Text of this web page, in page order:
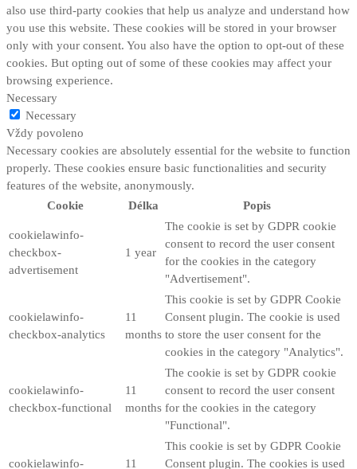
also use third-party cookies that help us analyze and understand how
you use this website. These cookies will be stored in your browser
only with your consent. You also have the option to opt-out of these
cookies. But opting out of some of these cookies may affect your
browsing experience.
Necessary
Necessary
Vždy povoleno
Necessary cookies are absolutely essential for the website to function
properly. These cookies ensure basic functionalities and security
features of the website, anonymously.
Cookie
Délka Popis
cookielawinfo-
checkbox-
advertisement
1 year
The cookie is set by GDPR cookie
consent to record the user consent
for the cookies in the category
"Advertisement".
cookielawinfo-
checkbox-analytics
11
months
This cookie is set by GDPR Cookie
Consent plugin. The cookie is used
to store the user consent for the
cookies in the category "Analytics".
cookielawinfo-
checkbox-functional
11
months
The cookie is set by GDPR cookie
consent to record the user consent
for the cookies in the category
"Functional".
cookielawinfo-
11
This cookie is set by GDPR Cookie
Consent plugin. The cookies is used